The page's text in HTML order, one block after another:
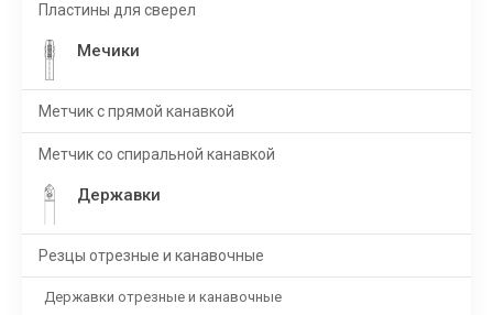
Пластины для сверел
Мечики
Метчик с прямой канавкой
Метчик со спиральной канавкой
Державки
Резцы отрезные и канавочные
Державки отрезные и канавочные